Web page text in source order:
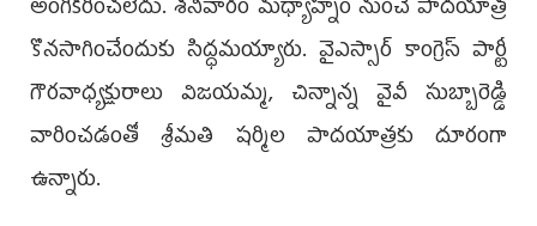
అంగీకరించలేదు. శనివారం మధ్యాహ్నం నుంచే పాదయాత్ర
కొనసాగించేందుకు సిద్ధమయ్యారు. వైఎస్సార్ కాంగ్రెస్ పార్టీ
గౌరవాధ్యక్షురాలు విజయమ్మ, చిన్నాన్న వైవీ సుబ్బారెడ్డి
వారించడంతో శ్రీమతి షర్మిల పాదయాత్రకు దూరంగా
ఉన్నారు.